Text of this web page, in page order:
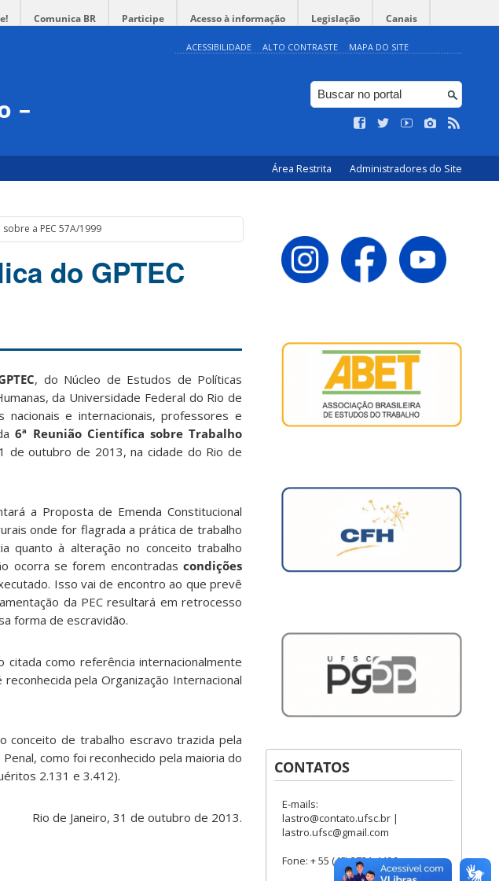
Comunica BR Participe Acesso à informação Legislação Canais
ACESSIBILIDADE ALTO CONTRASTE MAPA DO SITE
–
Área Restrita Administradores do Site
a PEC 57A/1999
do GPTEC
, do Núcleo de Estudos de Políticas
da Universidade Federal do Rio de
nacionais e internacionais, professores e
6ª Reunião Científica sobre Trabalho
de outubro de 2013, na cidade do Rio de
a Proposta de Emenda Constitucional
onde for flagrada a prática de trabalho
quanto à alteração no conceito trabalho
ocorra se forem encontradas condições
Isso vai de encontro ao que prevê
da PEC resultará em retrocesso
forma de escravidão.
como referência internacionalmente
pela Organização Internacional
conceito de trabalho escravo trazida pela
como foi reconhecido pela maioria do
2.131 e 3.412).
Rio de Janeiro, 31 de outubro de 2013.
CONTATOS
E-mails:
lastro@contato.ufsc.br |
lastro.ufsc@gmail.com
Fone: + 55 (48) 3721-4496